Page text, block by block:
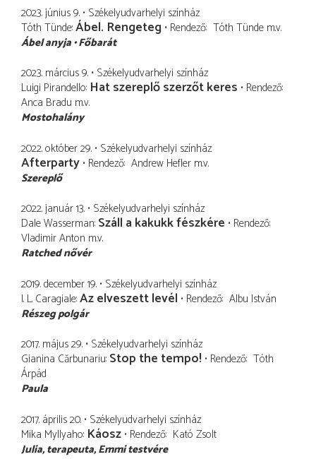
2023. június 9. Székelyudvarhelyi színház
Tóth Tünde Ábel. Rengeteg Rendező Tóth Tünde m.v.
Ábel anyja Főbarát
2023. március 9. Székelyudvarhelyi színház
Luigi Pirandello Hat szereplő szerzőt keres Rendező
Anca Bradu m.v.
Mostohalány
2022. október 29. Székelyudvarhelyi színház
Afterparty Rendező Andrew Hefler m.v.
Szereplő
2022. január 13. Székelyudvarhelyi színház
Dale Wasserman Száll a kakukk fészkére Rendező
Vladimir Anton m.v.
Ratched nővér
2019. december 19. Székelyudvarhelyi színház
I. L. Caragiale Az elveszett levél Rendező Albu István
Részeg polgár
2017. május 29. Székelyudvarhelyi színház
Gianina Cărbunariu Stop the tempo! Rendező Tóth
Árpád
Paula
2017. április 20. Székelyudvarhelyi színház
Mika Myllyaho Káosz Rendező Kató Zsolt
Julia terapeuta, Emmi testvére